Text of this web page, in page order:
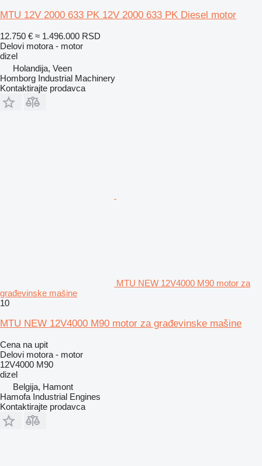
MTU 12V 2000 633 PK 12V 2000 633 PK Diesel motor
12.750 € ≈ 1.496.000 RSD
Delovi motora - motor
dizel
Holandija, Veen
Homborg Industrial Machinery
Kontaktirajte prodavca
MTU NEW 12V4000 M90 motor za
građevinske mašine
10
MTU NEW 12V4000 M90 motor za građevinske mašine
Cena na upit
Delovi motora - motor
12V4000 M90
dizel
Belgija, Hamont
Hamofa Industrial Engines
Kontaktirajte prodavca